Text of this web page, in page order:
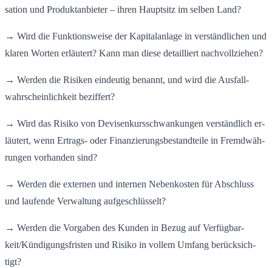
sa­ti­on und Pro­dukt­an­bie­ter – ihren Haupt­sitz im sel­ben Land?
→ Wird die Funk­ti­ons­wei­se der Ka­pi­tal­an­la­ge in ver­ständ­li­chen und
kla­ren Wor­ten er­läu­tert? Kann man diese de­tail­liert nach­voll­zie­hen?
→ Wer­den die Ri­si­ken ein­deu­tig be­nannt, und wird die Aus­fall­
wahr­schein­lich­keit be­zif­fert?
→ Wird das Ri­si­ko von De­vi­sen­kurs­schwan­kun­gen ver­ständ­lich er­
läu­tert, wenn Er­trags- oder Fi­nan­zie­rungs­be­stand­tei­le in Fremd­wäh­
run­gen vor­han­den sind?
→ Wer­den die ex­ter­nen und in­ter­nen Ne­ben­kos­ten für Ab­schluss
und lau­fen­de Ver­wal­tung auf­ge­schlüs­selt?
→ Wer­den die Vor­ga­ben des Kun­den in Bezug auf Ver­füg­bar­
keit/Kün­di­gungs­fris­ten und Ri­si­ko in vol­lem Um­fang be­rück­sich­
tigt?